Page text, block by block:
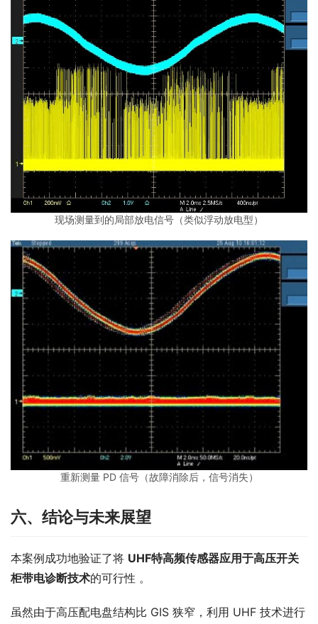
现场测量到的局部放电信号（类似浮动放电型）
重新测量 PD 信号（故障消除后，信号消失）
六、 结论与未来展望
本案例成功地验证了将 UHF特高频传感器应用于高压开关
柜带电诊断技术的可行性 。
虽然由于高压配电盘结构比 GIS 狭窄，利用 UHF 技术进行